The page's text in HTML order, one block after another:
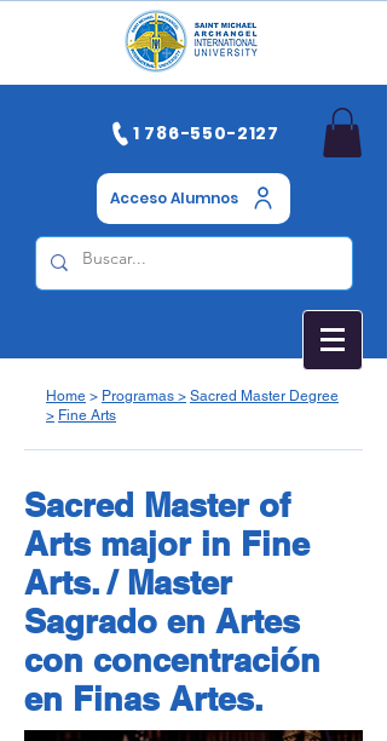
1 786-550-2127
Acceso Alumnos
Home > Programas > Sacred Master Degree
> Fine Arts
Sacred Master of
Arts major in Fine
Arts. / Master
Sagrado en Artes
con concentración
en Finas Artes.